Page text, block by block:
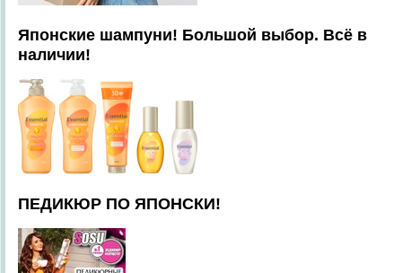
Японские шампуни! Большой выбор. Всё в
наличии!
ПЕДИКЮР ПО ЯПОНСКИ!